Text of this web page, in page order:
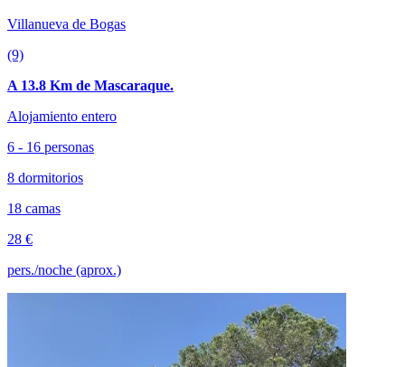
Villanueva de Bogas
(9)
A 13.8 Km de Mascaraque.
Alojamiento entero
6 - 16 personas
8 dormitorios
18 camas
28 €
pers./noche (aprox.)